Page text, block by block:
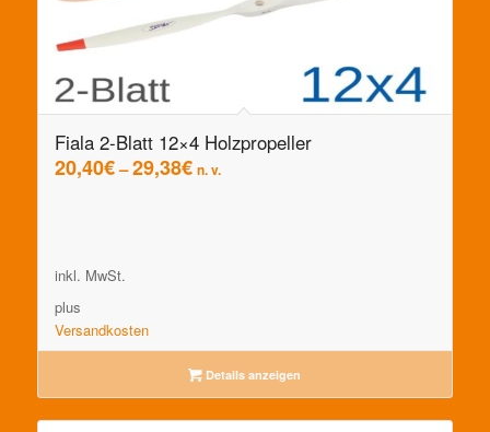
Fiala 2-Blatt 12×4 Holzpropeller
20,40€–29,38€ n. v.
inkl. MwSt.
plus
Versandkosten
Details anzeigen